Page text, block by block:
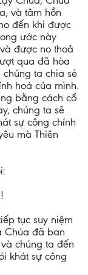
và tâm hồn
đến khi được
ước này
được no thoả
qua đã hòa
ta chia sẻ
hoá của mình.
bằng cách cổ
chúng ta sẽ
sự công chính
mà Thiên
tục suy niệm
Chúa đã ban
chúng ta đến
khát sự công